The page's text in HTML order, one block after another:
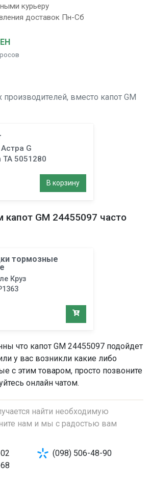
курьеру
доставок Пн-Сб
производителей, вместо капот GM
G
TA 5051280
В корзину
капот GM 24455097 часто
тормозные
Круз
что капот GM 24455097 подойдет
у вас возникли какие либо
с этим товаром, просто позвоните
онлайн чатом.
найти необходимую
нам и мы с радостью вам
(098) 506-48-90